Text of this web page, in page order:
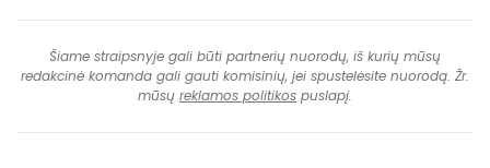
Šiame straipsnyje gali būti partnerių nuorodų, iš kurių mūsų
redakcinė komanda gali gauti komisinių, jei spustelėsite nuorodą. Žr.
mūsų reklamos politikos puslapį.